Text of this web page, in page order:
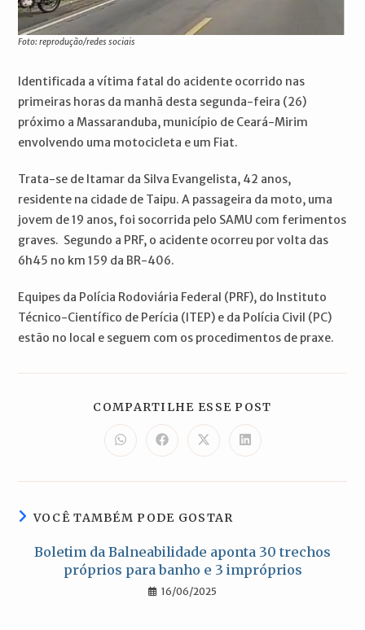
Foto: reprodução/redes sociais
Identificada a vítima fatal do acidente ocorrido nas
primeiras horas da manhã desta segunda-feira (26)
próximo a Massaranduba, município de Ceará-Mirim
envolvendo uma motocicleta e um Fiat.
Trata-se de Itamar da Silva Evangelista, 42 anos,
residente na cidade de Taipu. A passageira da moto, uma
jovem de 19 anos, foi socorrida pelo SAMU com ferimentos
graves. Segundo a PRF, o acidente ocorreu por volta das
6h45 no km 159 da BR-406.
Equipes da Polícia Rodoviária Federal (PRF), do Instituto
Técnico-Científico de Perícia (ITEP) e da Polícia Civil (PC)
estão no local e seguem com os procedimentos de praxe.
COMPARTILHE ESSE POST
Abre
em
nova
Abre
em
nova
Abre
em
nova
Abre
em
nova
VOCÊ TAMBÉM PODE GOSTAR
Boletim da Balneabilidade aponta 30 trechos
próprios para banho e 3 impróprios
16/06/2025